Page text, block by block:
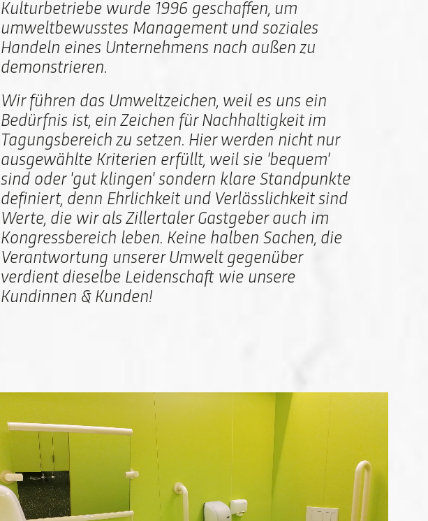
Kulturbetriebe wurde 1996 geschaffen, um
umweltbewusstes Management und soziales
Handeln eines Unternehmens nach außen zu
demonstrieren.
Wir führen das Umweltzeichen, weil es uns ein
Bedürfnis ist, ein Zeichen für Nachhaltigkeit im
Tagungsbereich zu setzen. Hier werden nicht nur
ausgewählte Kriterien erfüllt, weil sie 'bequem'
sind oder 'gut klingen' sondern klare Standpunkte
definiert, denn Ehrlichkeit und Verlässlichkeit sind
Werte, die wir als Zillertaler Gastgeber auch im
Kongressbereich leben. Keine halben Sachen, die
Verantwortung unserer Umwelt gegenüber
verdient dieselbe Leidenschaft wie unsere
Kundinnen & Kunden!